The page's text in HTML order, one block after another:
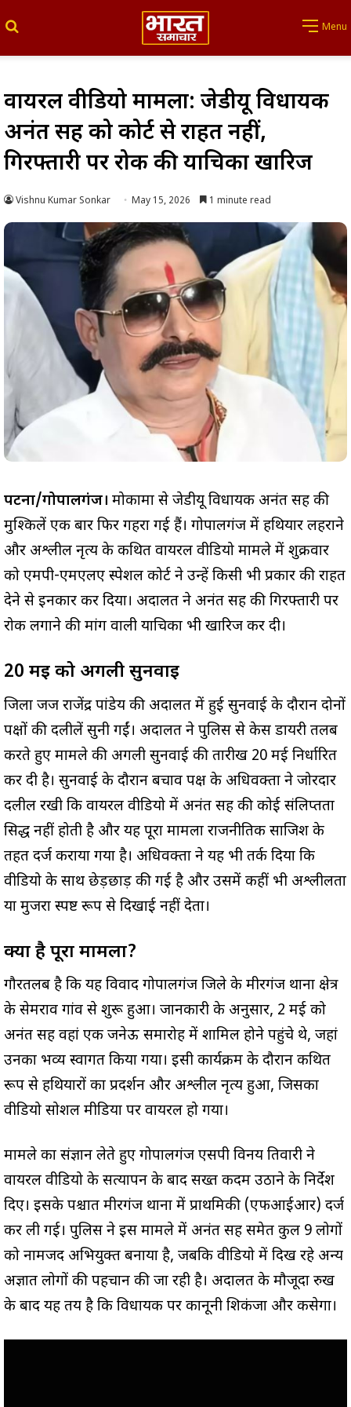
Menu
वायरल वीडियो मामला: जेडीयू विधायक
अनंत सिंह को कोर्ट से राहत नहीं,
गिरफ्तारी पर रोक की याचिका खारिज
Vishnu Kumar Sonkar May 15, 2026 1 minute read
पटना/गोपालगंज। मोकामा से जेडीयू विधायक अनंत सिंह की
मुश्किलें एक बार फिर गहरा गई हैं। गोपालगंज में हथियार लहराने
और अश्लील नृत्य के कथित वायरल वीडियो मामले में शुक्रवार
को एमपी-एमएलए स्पेशल कोर्ट ने उन्हें किसी भी प्रकार की राहत
देने से इनकार कर दिया। अदालत ने अनंत सिंह की गिरफ्तारी पर
रोक लगाने की मांग वाली याचिका भी खारिज कर दी।
20 मई को अगली सुनवाई
जिला जज राजेंद्र पांडेय की अदालत में हुई सुनवाई के दौरान दोनों
पक्षों की दलीलें सुनी गईं। अदालत ने पुलिस से केस डायरी तलब
करते हुए मामले की अगली सुनवाई की तारीख 20 मई निर्धारित
कर दी है। सुनवाई के दौरान बचाव पक्ष के अधिवक्ता ने जोरदार
दलील रखी कि वायरल वीडियो में अनंत सिंह की कोई संलिप्तता
सिद्ध नहीं होती है और यह पूरा मामला राजनीतिक साजिश के
तहत दर्ज कराया गया है। अधिवक्ता ने यह भी तर्क दिया कि
वीडियो के साथ छेड़छाड़ की गई है और उसमें कहीं भी अश्लीलता
या मुजरा स्पष्ट रूप से दिखाई नहीं देता।
क्या है पूरा मामला?
गौरतलब है कि यह विवाद गोपालगंज जिले के मीरगंज थाना क्षेत्र
के सेमराव गांव से शुरू हुआ। जानकारी के अनुसार, 2 मई को
अनंत सिंह वहां एक जनेऊ समारोह में शामिल होने पहुंचे थे, जहां
उनका भव्य स्वागत किया गया। इसी कार्यक्रम के दौरान कथित
रूप से हथियारों का प्रदर्शन और अश्लील नृत्य हुआ, जिसका
वीडियो सोशल मीडिया पर वायरल हो गया।
मामले का संज्ञान लेते हुए गोपालगंज एसपी विनय तिवारी ने
वायरल वीडियो के सत्यापन के बाद सख्त कदम उठाने के निर्देश
दिए। इसके पश्चात मीरगंज थाना में प्राथमिकी (एफआईआर) दर्ज
कर ली गई। पुलिस ने इस मामले में अनंत सिंह समेत कुल 9 लोगों
को नामजद अभियुक्त बनाया है, जबकि वीडियो में दिख रहे अन्य
अज्ञात लोगों की पहचान की जा रही है। अदालत के मौजूदा रुख
के बाद यह तय है कि विधायक पर कानूनी शिकंजा और कसेगा।